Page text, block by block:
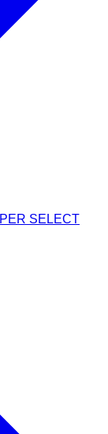
SELECT